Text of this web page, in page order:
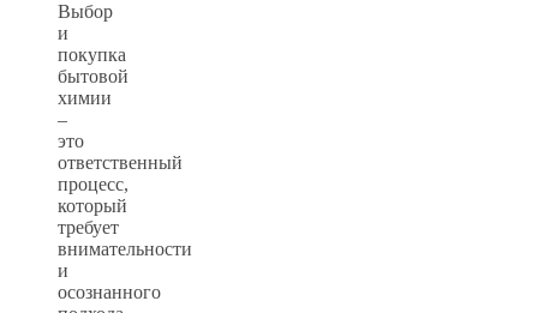
Выбор
и
покупка
бытовой
химии
–
это
ответственный
процесс,
который
требует
внимательности
и
осознанного